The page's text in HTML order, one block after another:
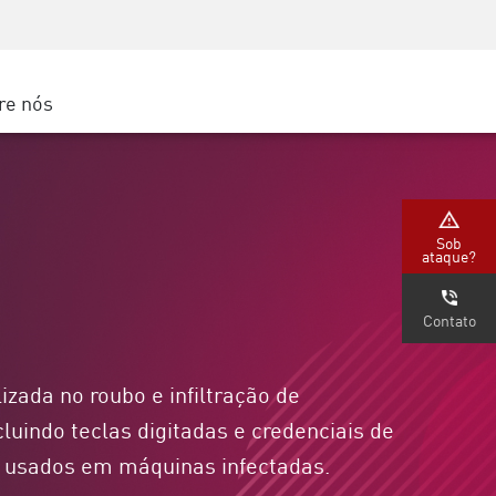
Cloud
nós
no roubo e infiltração de
teclas digitadas e credenciais de
em máquinas infectadas.
Sob
ataque?
Contato